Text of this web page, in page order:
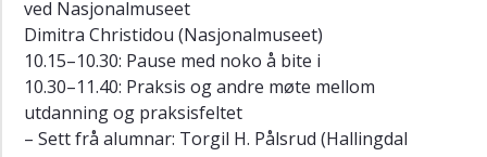
ved Nasjonalmuseet
Dimitra Christidou (Nasjonalmuseet)
10.15–10.30: Pause med noko å bite i
10.30–11.40: Praksis og andre møte mellom
utdanning og praksisfeltet
– Sett frå alumnar: Torgil H. Pålsrud (Hallingdal